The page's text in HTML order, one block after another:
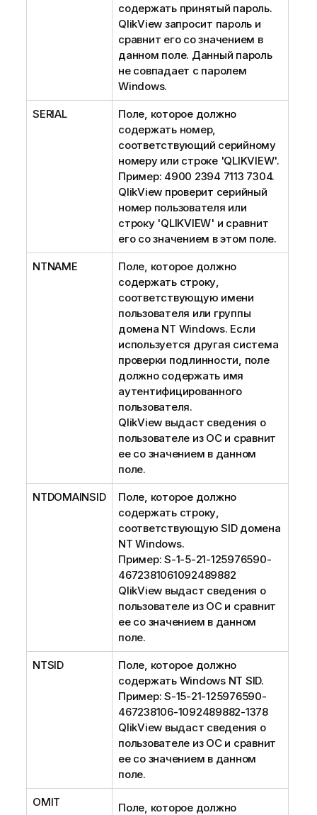
содержать принятый пароль.
QlikView запросит пароль и
сравнит его со значением в
данном поле. Данный пароль
не совпадает с паролем
Windows.
SERIAL
Поле, которое должно
содержать номер,
соответствующий серийному
номеру или строке 'QLIKVIEW'.
Пример: 4900 2394 7113 7304.
QlikView проверит серийный
номер пользователя или
строку 'QLIKVIEW' и сравнит
его со значением в этом поле.
NTNAME
Поле, которое должно
содержать строку,
соответствующую имени
пользователя или группы
домена NT Windows. Если
используется другая система
проверки подлинности, поле
должно содержать имя
аутентифицированного
пользователя.
QlikView выдаст сведения о
пользователе из ОС и сравнит
ее со значением в данном
поле.
NTDOMAINSID
Поле, которое должно
содержать строку,
соответствующую SID домена
NT Windows.
Пример: S-1-5-21-125976590-
4672381061092489882
QlikView выдаст сведения о
пользователе из ОС и сравнит
ее со значением в данном
поле.
NTSID
Поле, которое должно
содержать Windows NT SID.
Пример: S-15-21-125976590-
467238106-1092489882-1378
QlikView выдаст сведения о
пользователе из ОС и сравнит
ее со значением в данном
поле.
OMIT
Поле, которое должно